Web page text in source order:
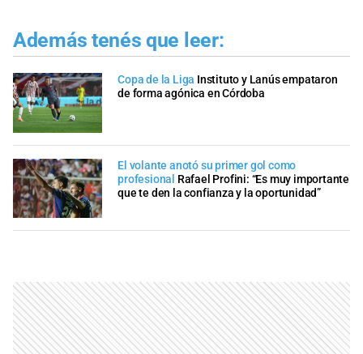
Además tenés que leer:
Copa de la Liga Instituto y Lanús empataron
de forma agónica en Córdoba
El volante anotó su primer gol como
profesional Rafael Profini: “Es muy importante
que te den la confianza y la oportunidad”